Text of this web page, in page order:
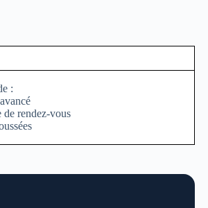
:
de rendez-vous